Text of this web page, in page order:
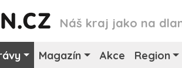
Náš kraj jako na
Magazín Akce Region